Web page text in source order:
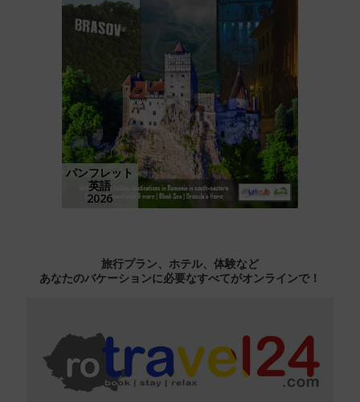
パンフレット
英語
2026
旅行プラン、ホテル、体験など
あなたのバケーションに必要なすべてがオンラインで！